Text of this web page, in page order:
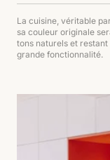
La cuisine, véritable
sa couleur originale
tons naturels et
grande fonctionnalité.